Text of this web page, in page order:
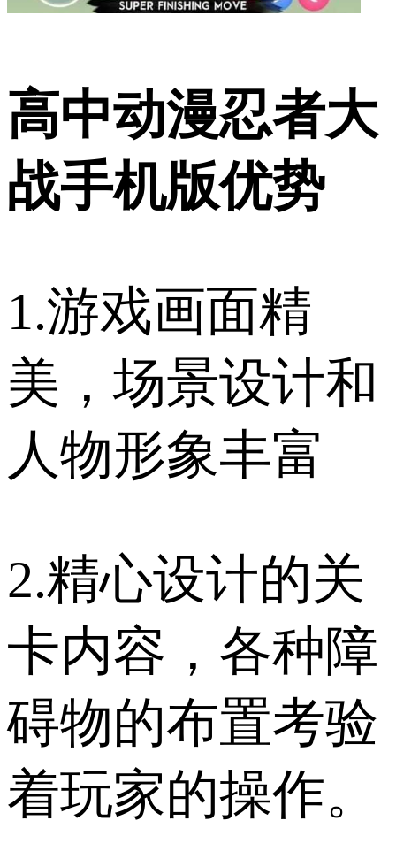
高中动漫忍者大
战手机版优势
1.游戏画面精
美，场景设计和
人物形象丰富
2.精心设计的关
卡内容，各种障
碍物的布置考验
着玩家的操作。